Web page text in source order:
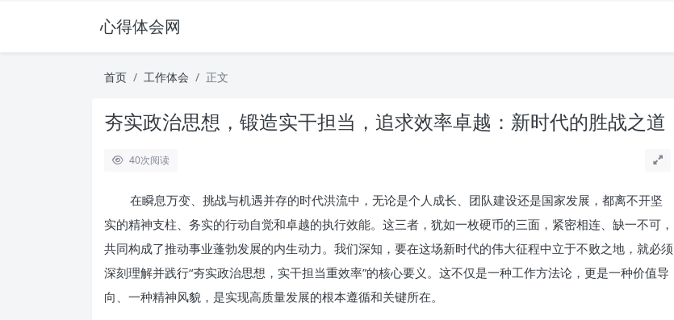
心得体会网
首页 工作体会 正文
夯实政治思想，锻造实干担当，追求效率卓越：新时代的胜战之道
40次阅读
在瞬息万变、挑战与机遇并存的时代洪流中，无论是个人成长、团队建设还是国家发展，都离不开坚
实的精神支柱、务实的行动自觉和卓越的执行效能。这三者，犹如一枚硬币的三面，紧密相连、缺一不可，
共同构成了推动事业蓬勃发展的内生动力。我们深知，要在这场新时代的伟大征程中立于不败之地，就必须
深刻理解并践行“夯实政治思想，实干担当重效率”的核心要义。这不仅是一种工作方法论，更是一种价值导
向、一种精神风貌，是实现高质量发展的根本遵循和关键所在。